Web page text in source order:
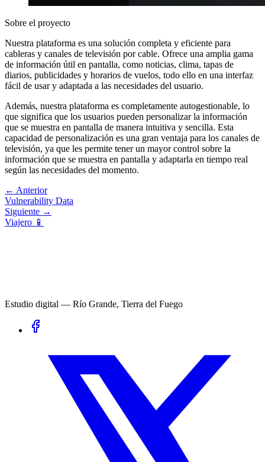
Sobre el proyecto
Nuestra plataforma es una solución completa y eficiente para
cableras y canales de televisión por cable. Ofrece una amplia gama
de información útil en pantalla, como noticias, clima, tapas de
diarios, publicidades y horarios de vuelos, todo ello en una interfaz
fácil de usar y adaptada a las necesidades del usuario.
Además, nuestra plataforma es completamente autogestionable, lo
que significa que los usuarios pueden personalizar la información
que se muestra en pantalla de manera intuitiva y sencilla. Esta
capacidad de personalización es una gran ventaja para los canales de
televisión, ya que les permite tener un mayor control sobre la
información que se muestra en pantalla y adaptarla en tiempo real
según las necesidades del momento.
← Anterior
Vulnerability Data
Siguiente →
Viajero 📱
Estudio digital — Río Grande, Tierra del Fuego